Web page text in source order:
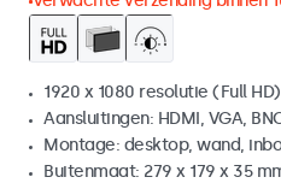
1920 x 1080 resolutie (Full HD)
Aansluitingen: HDMI, VGA,
Montage: desktop, wand,
Buitenmaat: 279 x 179 x 35